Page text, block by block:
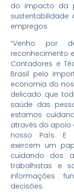
do impacto da
empregos.
“Venho por
reconhecimento
Contadores e
Brasil pelo
economia do
delicado que
saúde das
estamos
através do apoio
nosso País. E
exercem um
cuidando dos
trabalhistas e
informações
decisões.